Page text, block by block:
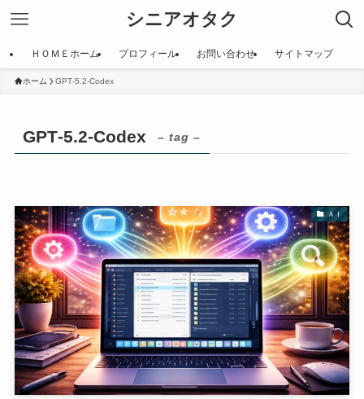
シニアオタク
ＨＯＭＥホーム プロフィール お問い合わせ サイトマップ
ホーム GPT‑5.2‑Codex
GPT‑5.2‑Codex – tag –
ＡＩ